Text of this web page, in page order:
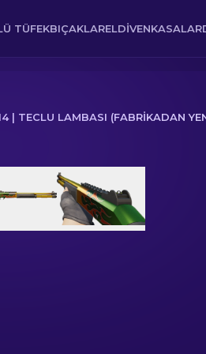
TÜFEKBIÇAKLARELDIVENKASALAR
| TECLU LAMBASI (FABRIKADAN
Yeni Çıkmış)